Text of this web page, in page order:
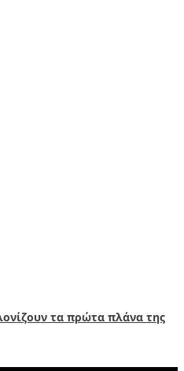
τα πρώτα πλάνα της